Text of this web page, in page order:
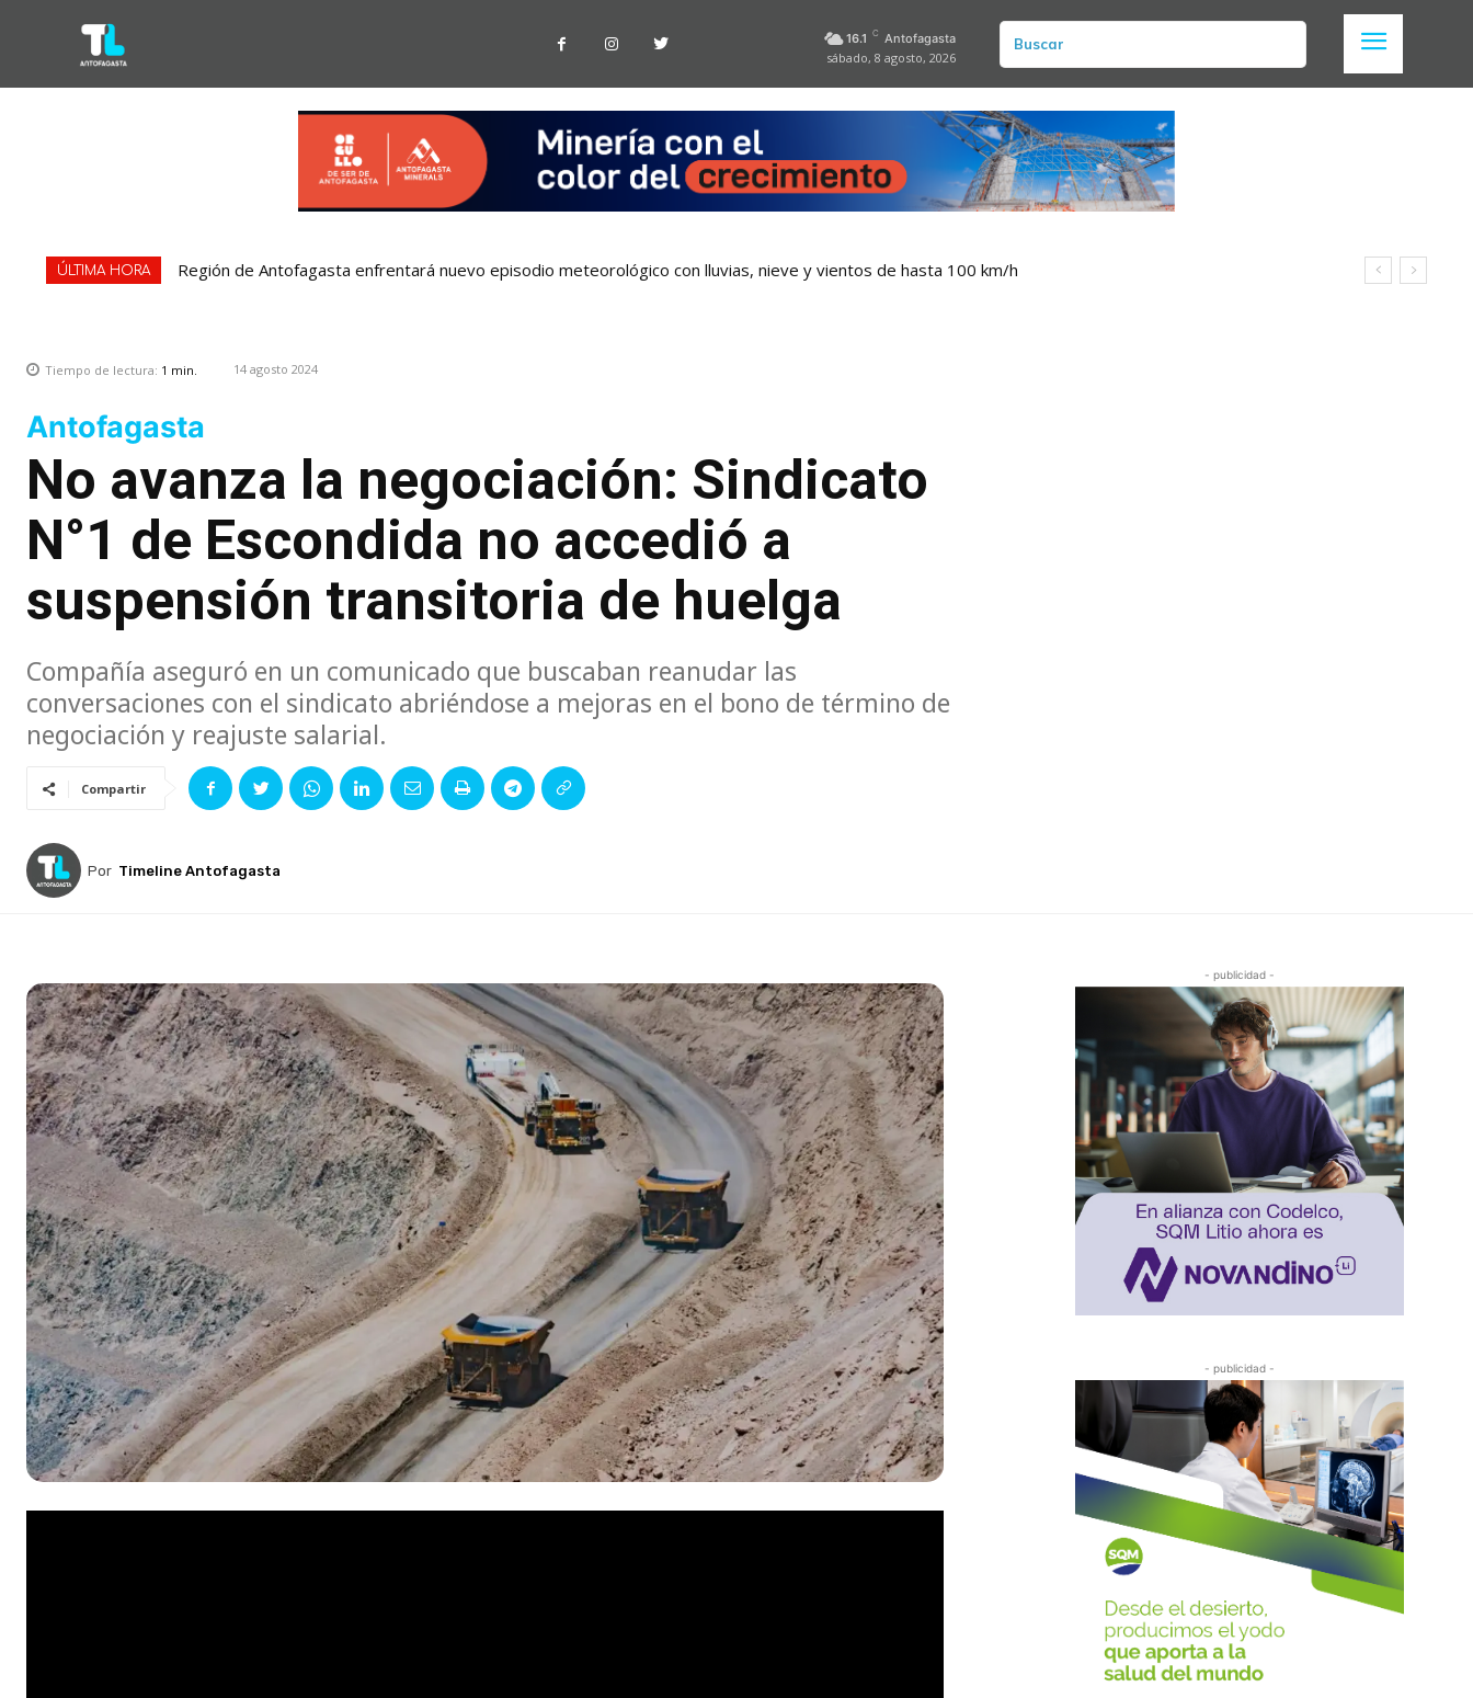
16.1 C Antofagasta
sábado, 8 agosto, 2026
Buscar
ÚLTIMA HORA Región de Antofagasta enfrentará nuevo episodio meteorológico con lluvias, nieve y vientos de hasta 100 km/h
Tiempo de lectura: 1 min. 14 agosto 2024
Antofagasta
No avanza la negociación: Sindicato
N°1 de Escondida no accedió a
suspensión transitoria de huelga
Compañía aseguró en un comunicado que buscaban reanudar las
conversaciones con el sindicato abriéndose a mejoras en el bono de término de
negociación y reajuste salarial.
Compartir
Por Timeline Antofagasta
- publicidad -
- publicidad -